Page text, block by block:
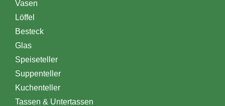
Vasen
Löffel
Besteck
Glas
Speiseteller
Suppenteller
Kuchenteller
Tassen & Untertassen